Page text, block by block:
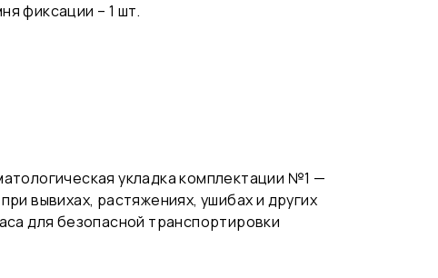
фиксации – 1 шт.
укладка комплектации №1 —
вывихах, растяжениях, ушибах и других
для безопасной транспортировки